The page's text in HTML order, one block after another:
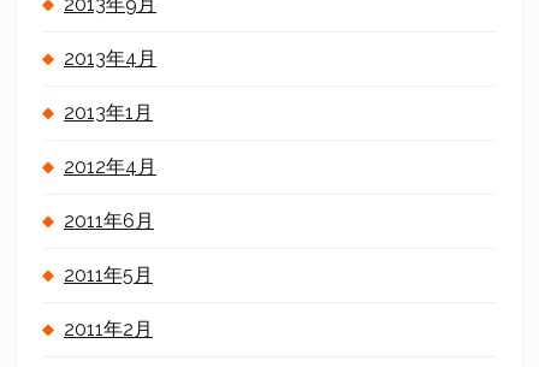
2013年9月
2013年4月
2013年1月
2012年4月
2011年6月
2011年5月
2011年2月